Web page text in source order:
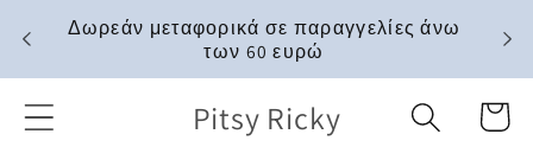
μετάβαση
στο
περιεχόμενο
Δωρεάν μεταφορικά σε παραγγελίες άνω
των 60 ευρώ
Pitsy Ricky Καλάθι